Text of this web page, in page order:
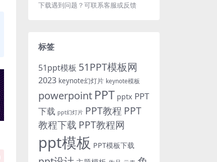
下载遇到问题？可联系客服或反馈
标签
51ppt模板 51PPT模板网
2023 keynote幻灯片 keynote模板
powerpoint PPT pptx PPT
下载 ppt幻灯片 PPT教程 PPT
教程下载 PPT教程网
ppt模板 PPT模板下载